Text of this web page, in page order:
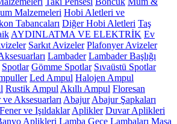
Malzemeleri Hobi Aletleri ve
Tabancaları Diğer Hobi Aletleri Taş
AYDINLATMA VE ELEKTRİK Ev
Sarkıt Avizeler Plafonyer Avizeler
Lambader Lambader Başlığı
Spotlar Gömme Spotlar Sıvaüstü Spotlar
Led Ampul Halojen Ampul
Rustik Ampul Akıllı Ampul Floresan
Aksesuarları Abajur Abajur Şapkaları
Fener ve Işıldaklar Aplikler Duvar Aplikleri
Aplikleri Lamba Gece Lambaları Masa